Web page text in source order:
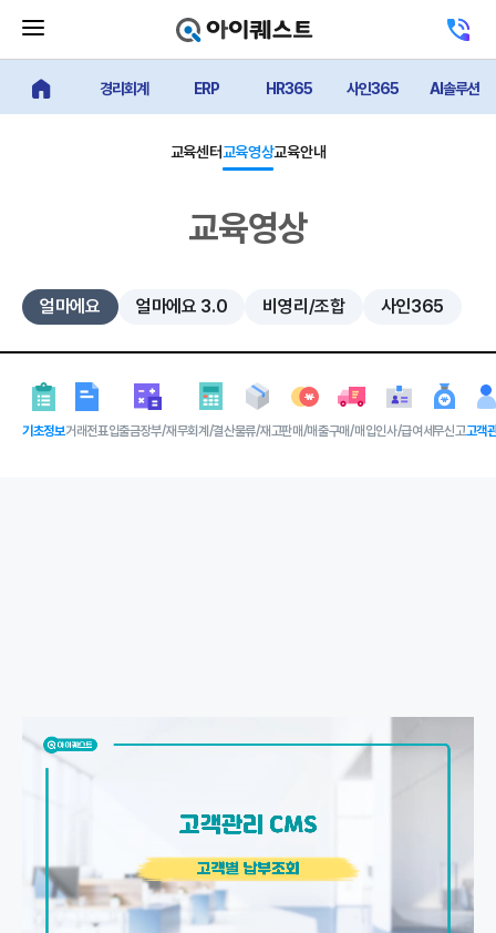
기
버
튼
센
터
얼마에요 메인경리회계 ERP HR365 사인365 AI솔루션
교육센터교육영상교육안내
교육영상
얼마에요 얼마에요 3.0 비영리/조합 사인365
기초정보거래전표입출금장부/재무회계/결산물류/재고판매/매출구매/매입인사/급여 세무신고고객